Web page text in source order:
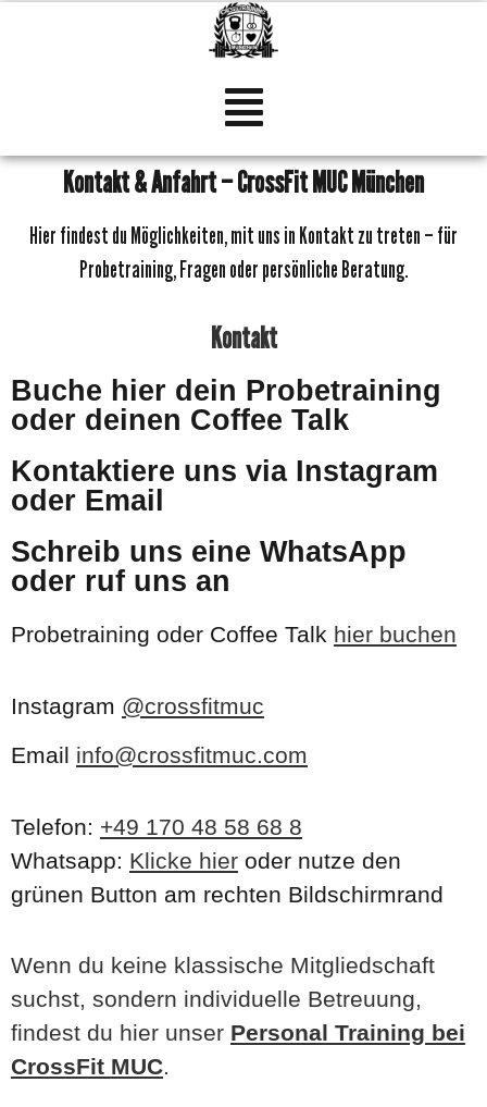
Kontakt & Anfahrt – CrossFit MUC München
Hier findest du Möglichkeiten, mit uns in Kontakt zu treten – für
Probetraining, Fragen oder persönliche Beratung.
Kontakt
Buche hier dein Probetraining
oder deinen Coffee Talk
Kontaktiere uns via Instagram
oder Email
Schreib uns eine WhatsApp
oder ruf uns an
Probetraining oder Coffee Talk hier buchen
Instagram @crossfitmuc
Email info@crossfitmuc.com
Telefon: +49 170 48 58 68 8
Whatsapp: Klicke hier oder nutze den
grünen Button am rechten Bildschirmrand
Wenn du keine klassische Mitgliedschaft
suchst, sondern individuelle Betreuung,
findest du hier unser Personal Training bei
CrossFit MUC.